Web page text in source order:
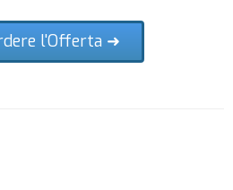
l'Offerta ➜